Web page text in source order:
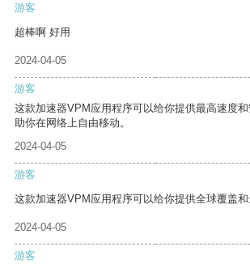
游客
超棒啊 好用
2024-04-05
游客
这款加速器VPM应用程序可以给你提供最高速度
助你在网络上自由移动。
2024-04-05
游客
这款加速器VPM应用程序可以给你提供全球覆盖和
2024-04-05
游客